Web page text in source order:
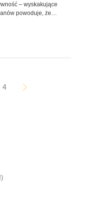
– wyskakujące
powoduje, że…
4